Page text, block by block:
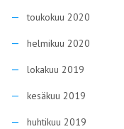
toukokuu 2020
helmikuu 2020
lokakuu 2019
kesäkuu 2019
huhtikuu 2019